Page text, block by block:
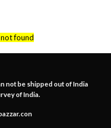
not found
not be shipped out of India
of India.